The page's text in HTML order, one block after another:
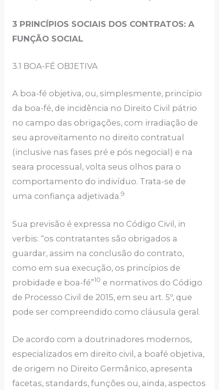
3 PRINCÍPIOS SOCIAIS DOS CONTRATOS: A
FUNÇÃO SOCIAL
3.1 BOA-FÉ OBJETIVA
A boa-fé objetiva, ou, simplesmente, princípio
da boa-fé, de incidência no Direito Civil pátrio
no campo das obrigações, com irradiação de
seu aproveitamento no direito contratual
(inclusive nas fases pré e pós negocial) e na
seara processual, volta seus olhos para o
comportamento do indivíduo. Trata-se de
uma confiança adjetivada.9
Sua previsão é expressa no Código Civil, in
verbis: “os contratantes são obrigados a
guardar, assim na conclusão do contrato,
como em sua execução, os princípios de
probidade e boa-fé”10 e normativos do Código
de Processo Civil de 2015, em seu art. 5º, que
pode ser compreendido como cláusula geral.
De acordo com a doutrinadores modernos,
especializados em direito civil, a boafé objetiva,
de origem no Direito Germânico, apresenta
facetas, standards, funções ou, ainda, aspectos